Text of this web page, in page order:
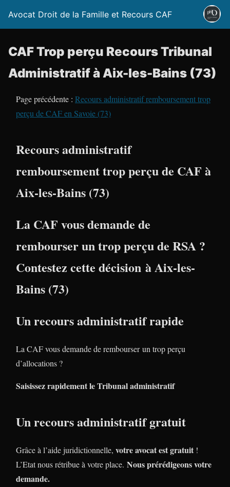
Avocat Droit de la Famille et Recours CAF
CAF Trop perçu Recours Tribunal
Administratif à Aix-les-Bains (73)
Page précédente : Recours administratif remboursement trop
perçu de CAF en Savoie (73)
Recours administratif
remboursement trop perçu de CAF à
Aix-les-Bains (73)
La CAF vous demande de
rembourser un trop perçu de RSA ?
Contestez cette décision à Aix-les-
Bains (73)
Un recours administratif rapide
La CAF vous demande de rembourser un trop perçu
d’allocations ?
Saisissez rapidement le Tribunal administratif
Un recours administratif gratuit
Grâce à l’aide juridictionnelle, votre avocat est gratuit !
L’Etat nous rétribue à votre place. Nous prérédigeons votre
demande.